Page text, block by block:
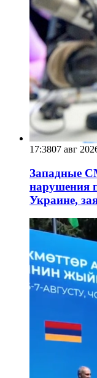
17:3807 авг
Западные
нарушения
Украине,